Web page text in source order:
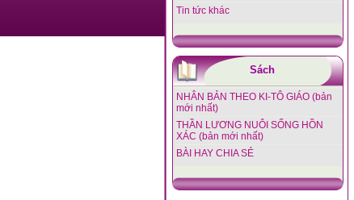
Tin tức khác
Sách
NHÂN BẢN THEO KI-TÔ GIÁO (bản
mới nhất)
THẦN LƯƠNG NUÔI SỐNG HỒN
XÁC (bản mới nhất)
BÀI HAY CHIA SẺ